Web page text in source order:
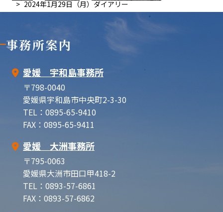
2024年1月29日（月）ダイアリー
事務所案内
愛媛 宇和島事務所
〒798-0040
愛媛県宇和島市中央町2-3-30
TEL：0895-65-9410
FAX：0895-65-9411
愛媛 大洲事務所
〒795-0063
愛媛県大洲市田口甲418-2
TEL：0893-57-6861
FAX：0893-57-6862